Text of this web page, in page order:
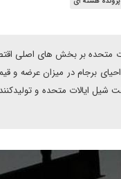
متحده بر بخش های اصلی
برجام در میزان عرضه و
شیل ایالات متحده و